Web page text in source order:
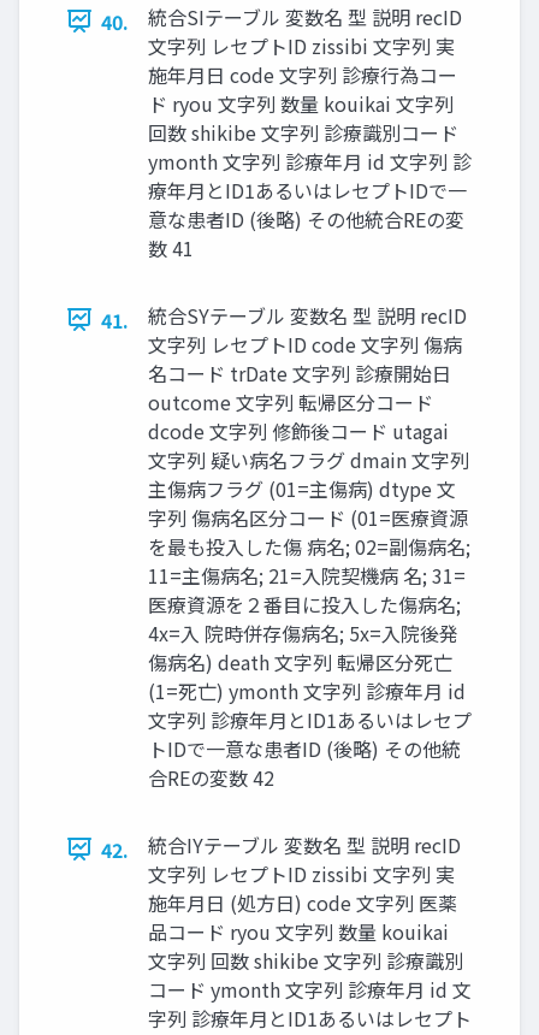
40.
統合SIテーブル 変数名 型 説明 recID
文字列 レセプトID zissibi 文字列 実
施年月日 code 文字列 診療行為コー
ド ryou 文字列 数量 kouikai 文字列
回数 shikibe 文字列 診療識別コード
ymonth 文字列 診療年月 id 文字列 診
療年月とID1あるいはレセプトIDで一
意な患者ID (後略) その他統合REの変
数 41
41.
統合SYテーブル 変数名 型 説明 recID
文字列 レセプトID code 文字列 傷病
名コード trDate 文字列 診療開始日
outcome 文字列 転帰区分コード
dcode 文字列 修飾後コード utagai
文字列 疑い病名フラグ dmain 文字列
主傷病フラグ (01=主傷病) dtype 文
字列 傷病名区分コード (01=医療資源
を最も投入した傷 病名; 02=副傷病名;
11=主傷病名; 21=入院契機病 名; 31=
医療資源を２番目に投入した傷病名;
4x=入 院時併存傷病名; 5x=入院後発
傷病名) death 文字列 転帰区分死亡
(1=死亡) ymonth 文字列 診療年月 id
文字列 診療年月とID1あるいはレセプ
トIDで一意な患者ID (後略) その他統
合REの変数 42
42.
統合IYテーブル 変数名 型 説明 recID
文字列 レセプトID zissibi 文字列 実
施年月日 (処方日) code 文字列 医薬
品コード ryou 文字列 数量 kouikai
文字列 回数 shikibe 文字列 診療識別
コード ymonth 文字列 診療年月 id 文
字列 診療年月とID1あるいはレセプト